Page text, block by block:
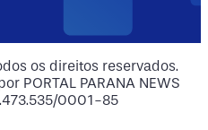
os direitos reservados.
PORTAL PARANA NEWS
0001-85